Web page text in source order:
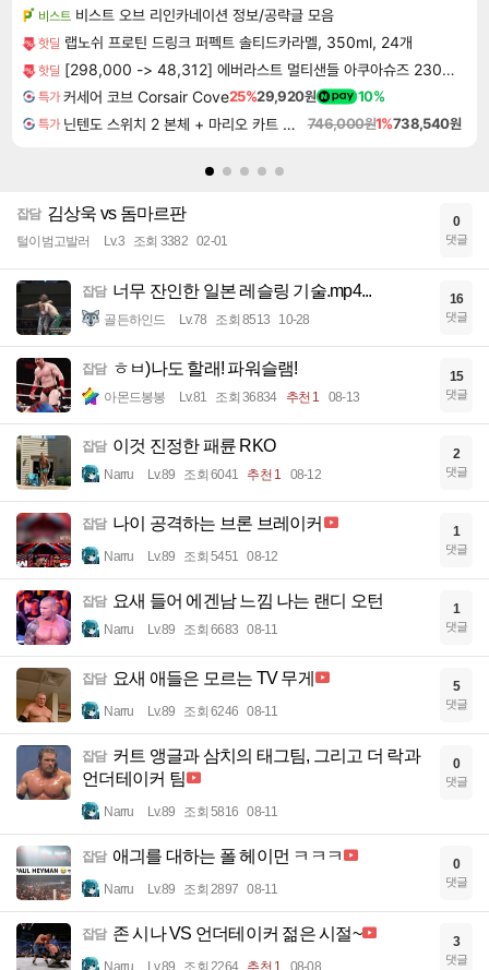
비스트 비스트 오브 리인카네이션 정보/공략글 모음
핫딜 랩노쉬 프로틴 드링크 퍼펙트 솔티드카라멜, 350ml, 24개
핫딜 [298,000 -> 48,312] 에버라스트 멀티샌들 아쿠아슈즈 230mm
특가 커세어 코브 Corsair Cove25%29,920원 10%
특가 닌텐도 스위치 2 본체 + 마리오 카트 월드 746,000원1%738,540원
잡담 김상욱 vs 돔마르판
털이범고발러 Lv.3 조회 3382 02-01
0
댓글
잡담 너무 잔인한 일본 레슬링 기술.mp4...
골든하인드 Lv.78 조회 8513 10-28
16
댓글
잡담 ㅎㅂ)나도 할래! 파워슬램!
아몬드봉봉 Lv.81 조회 36834 추천 1 08-13
15
댓글
잡담 이것 진정한 패륜 RKO
Narru Lv.89 조회 6041 추천 1 08-12
2
댓글
잡담 나이 공격하는 브론 브레이커
Narru Lv.89 조회 5451 08-12
1
댓글
잡담 요새 들어 에겐남 느낌 나는 랜디 오턴
Narru Lv.89 조회 6683 08-11
1
댓글
잡담 요새 애들은 모르는 TV 무게
Narru Lv.89 조회 6246 08-11
5
댓글
잡담 커트 앵글과 삼치의 태그팀, 그리고 더 락과
언더테이커 팀
Narru Lv.89 조회 5816 08-11
0
댓글
잡담 애긔를 대하는 폴 헤이먼 ㅋㅋㅋ
Narru Lv.89 조회 2897 08-11
0
댓글
잡담 존 시나 VS 언더테이커 젊은 시절~
Narru Lv.89 조회 2264 추천 1 08-08
3
댓글